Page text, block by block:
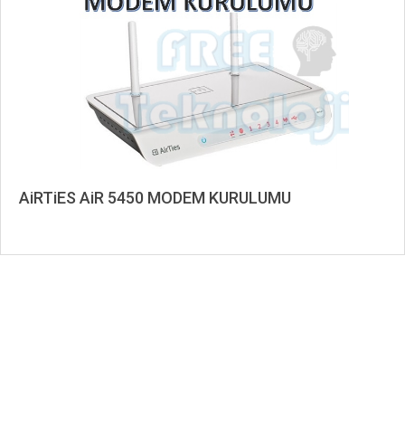
AiRTiES AiR 5450 MODEM KURULUMU